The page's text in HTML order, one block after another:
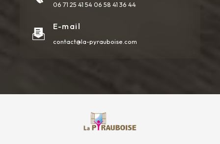
06 71 25 41 5406 58 41 36 44
E-mail
contact@la-pyrauboise.com